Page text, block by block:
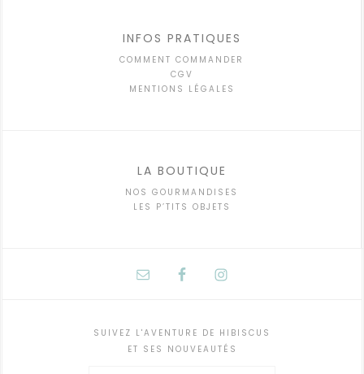
INFOS PRATIQUES
COMMENT COMMANDER
CGV
MENTIONS LÉGALES
LA BOUTIQUE
NOS GOURMANDISES
LES P’TITS OBJETS
SUIVEZ L'AVENTURE DE HIBISCUS
ET SES NOUVEAUTÉS